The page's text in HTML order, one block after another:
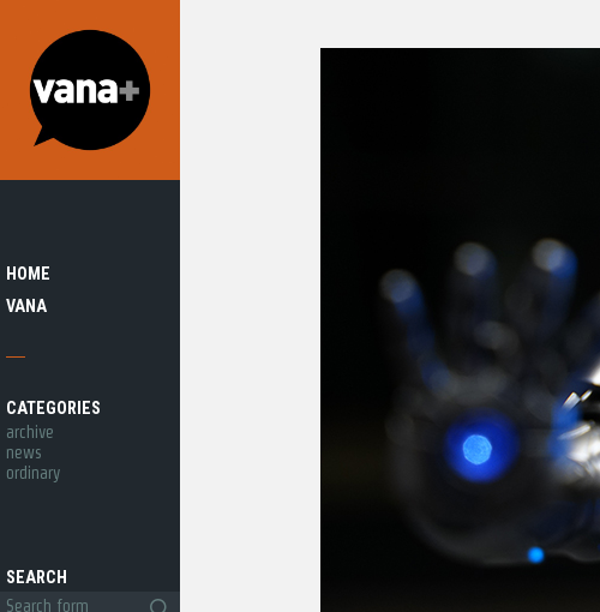
HOME
VANA
CATEGORIES
archive
news
ordinary
SEARCH